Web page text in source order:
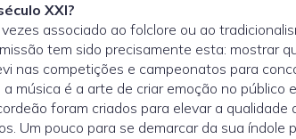
XXI?
associado ao folclore ou ao
tem sido precisamente esta: mostrar
nas competições e campeonatos para
música é a arte de criar emoção no
foram criados para elevar a
Um pouco para se demarcar da sua